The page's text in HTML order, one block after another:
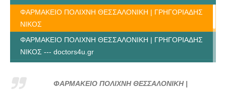
ΦΑΡΜΑΚΕΙΟ ΠΟΛΙΧΝΗ ΘΕΣΣΑΛΟΝΙΚΗ | ΓΡΗΓΟΡΙΑΔΗΣ
ΝΙΚΟΣ
ΦΑΡΜΑΚΕΙΟ ΠΟΛΙΧΝΗ ΘΕΣΣΑΛΟΝΙΚΗ | ΓΡΗΓΟΡΙΑΔΗΣ
ΝΙΚΟΣ --- doctors4u.gr
ΝΙΚΟΣ --- doctors4u.gr
ΦΑΡΜΑΚΕΙΟ ΠΟΛΙΧΝΗ ΘΕΣΣΑΛΟΝΙΚΗ |